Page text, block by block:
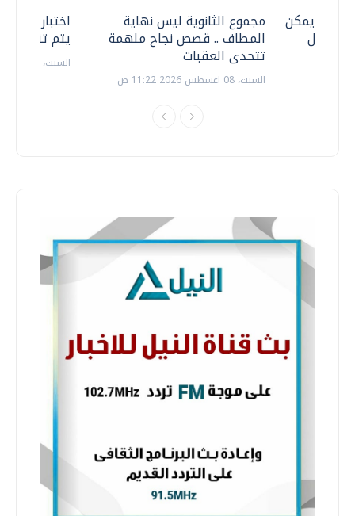
اختبارات
يتم
السبت، 18 يوليو 2026 09:22 ص
مجموع الثانوية ليس نهاية
المطاف .. قصص نجاح ملهمة
تتحدى العقبات
السبت، 08 اغسطس 2026 11:22 ص
.. هل يمكن
نتعامل